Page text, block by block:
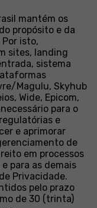
mantém os
propósito e da
isto,
sites, landing
sistema
Magulu, Skyhub
Wide, Epicom,
para o
e
e aprimorar
de
em processos
para as demais
Privacidade.
pelo prazo
de 30 (trinta)